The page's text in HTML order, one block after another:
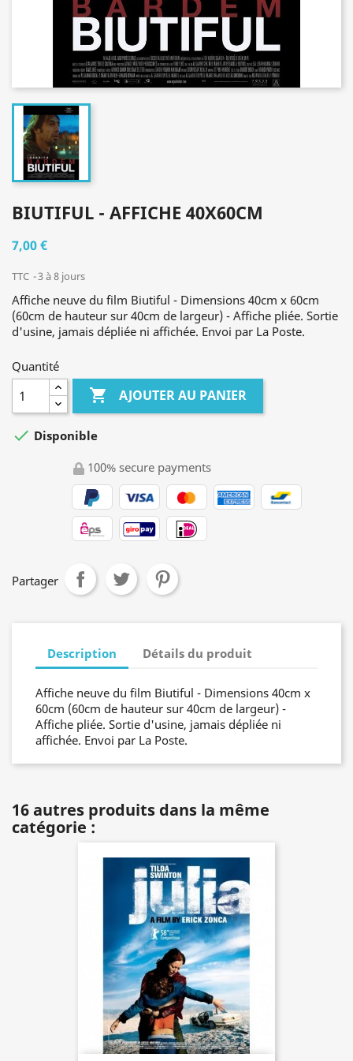
BIUTIFUL - AFFICHE 40X60CM
7,00 €
TTC 3 à 8 jours
Affiche neuve du film Biutiful - Dimensions 40cm x 60cm
(60cm de hauteur sur 40cm de largeur) - Affiche pliée. Sortie
d'usine, jamais dépliée ni affichée. Envoi par La Poste.
Quantité
 AJOUTER AU PANIER
 Disponible
100% secure payments
Partager
Description Détails du produit
Affiche neuve du film Biutiful - Dimensions 40cm x
60cm (60cm de hauteur sur 40cm de largeur) -
Affiche pliée. Sortie d'usine, jamais dépliée ni
affichée. Envoi par La Poste.
16 autres produits dans la même
catégorie :